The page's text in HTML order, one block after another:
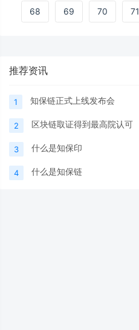
68 69 70 71
推荐资讯
1 知保链正式上线发布会
2 区块链取证得到最高院认可
3 什么是知保印
4 什么是知保链